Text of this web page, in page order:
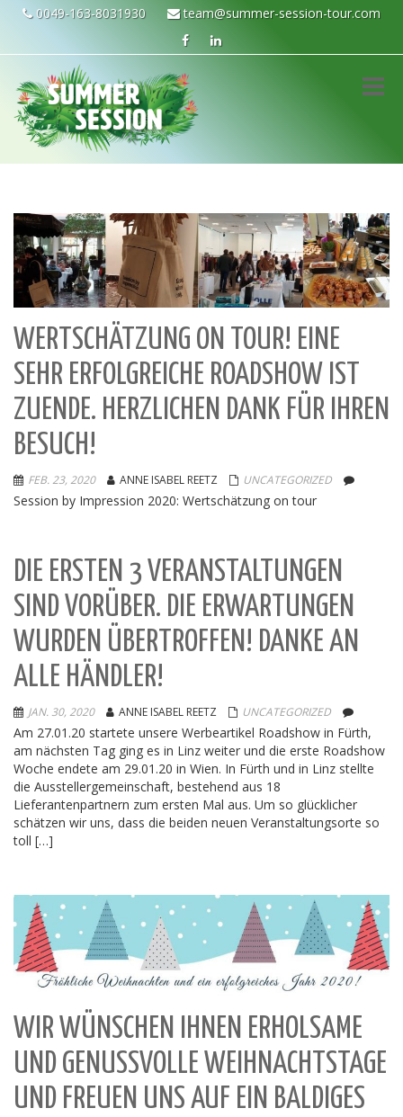
0049-163-8031930 team@summer-session-tour.com
Toggle
WERTSCHÄTZUNG ON TOUR! EINE
SEHR ERFOLGREICHE ROADSHOW IST
ZUENDE. HERZLICHEN DANK FÜR IHREN
BESUCH!
FEB. 23, 2020 ANNE ISABEL REETZ UNCATEGORIZED
Session by Impression 2020: Wertschätzung on tour
DIE ERSTEN 3 VERANSTALTUNGEN
SIND VORÜBER. DIE ERWARTUNGEN
WURDEN ÜBERTROFFEN! DANKE AN
ALLE HÄNDLER!
JAN. 30, 2020 ANNE ISABEL REETZ UNCATEGORIZED
Am 27.01.20 startete unsere Werbeartikel Roadshow in Fürth,
am nächsten Tag ging es in Linz weiter und die erste Roadshow
Woche endete am 29.01.20 in Wien. In Fürth und in Linz stellte
die Ausstellergemeinschaft, bestehend aus 18
Lieferantenpartnern zum ersten Mal aus. Um so glücklicher
schätzen wir uns, dass die beiden neuen Veranstaltungsorte so
toll […]
WIR WÜNSCHEN IHNEN ERHOLSAME
UND GENUSSVOLLE WEIHNACHTSTAGE
UND FREUEN UNS AUF EIN BALDIGES